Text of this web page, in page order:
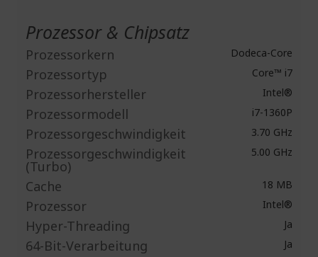
Prozessor & Chipsatz
Prozessorkern Dodeca-Core
Prozessortyp Core™ i7
Prozessorhersteller Intel®
Prozessormodell i7-1360P
Prozessorgeschwindigkeit 3.70 GHz
Prozessorgeschwindigkeit
(Turbo)
5.00 GHz
Cache 18 MB
Prozessor Intel®
Hyper-Threading Ja
64-Bit-Verarbeitung Ja